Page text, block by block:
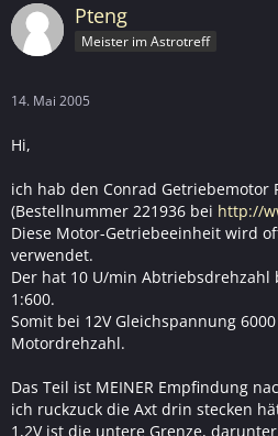
Pteng
Meister im Astrotreff
14. Mai 2005
Hi,
ich hab den Conrad Getriebemotor
(Bestellnummer 221936 bei http://
Diese Motor-Getriebeeinheit wird
verwendet.
Der hat 10 U/min Abtriebsdrehzahl
1:600.
Somit bei 12V Gleichspannung
Motordrehzahl.
Das Teil ist MEINER Empfindung
ich ruckzuck die Axt drin stecken
1,2V ist die untere Grenze,